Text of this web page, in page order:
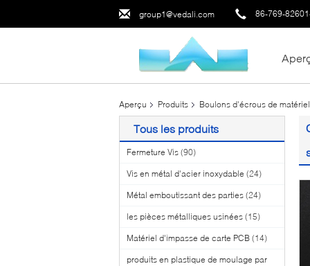
group1@vedali.com 86-769-
Aperçu Produits Boulons d'écrous de matériel
Tous les produits
Fermeture Vis (90)
Vis en métal d'acier inoxydable (24)
Métal emboutissant des parties (24)
les pièces métalliques usinées (15)
Matériel d'impasse de carte PCB (14)
produits en plastique de moulage par